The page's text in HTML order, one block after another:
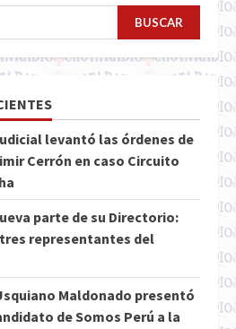
BUSCAR
levantó las órdenes de
Cerrón en caso Circuito
parte de su Directorio:
representantes del
Maldonado presentó
de Somos Perú a la